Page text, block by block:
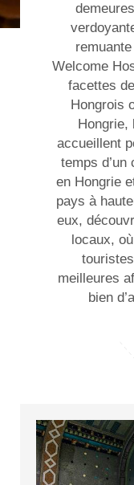
Welcome
facettes
Hongrois
Hongrie,
accueillent
temps
en Hongrie
pays à
eux,
locaux,
meilleures
bien